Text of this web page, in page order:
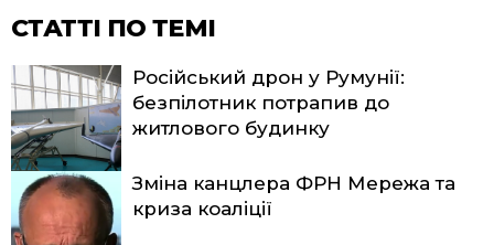
СТАТТІ ПО ТЕМІ
Російський дрон у Румунії:
безпілотник потрапив до
житлового будинку
Зміна канцлера ФРН Мережа та
криза коаліції